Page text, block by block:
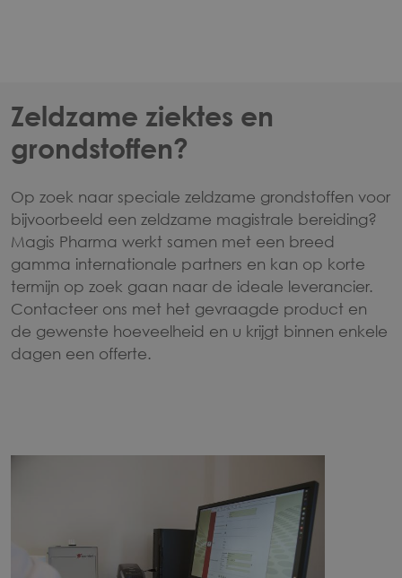
Zeldzame ziektes en
grondstoffen?
Op zoek naar speciale zeldzame grondstoffen voor
bijvoorbeeld een zeldzame magistrale bereiding?
Magis Pharma werkt samen met een breed
gamma internationale partners en kan op korte
termijn op zoek gaan naar de ideale leverancier.
Contacteer ons met het gevraagde product en
de gewenste hoeveelheid en u krijgt binnen enkele
dagen een offerte.